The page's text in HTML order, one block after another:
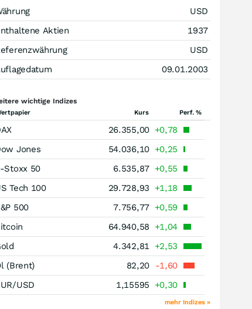
USD
Aktien
1937
USD
09.01.2003
wichtige Indizes
Kurs Perf. %
26.355,00 +0,78
Jones
54.036,10 +0,25
Stoxx 50
6.535,87 +0,55
Tech 100
29.728,93
+1,18
500
7.756,77 +0,59
64.940,58
+1,04
4.342,81 +2,53
(Brent)
82,20
-1,60
USD
1,15595 +0,30
mehr Indizes »